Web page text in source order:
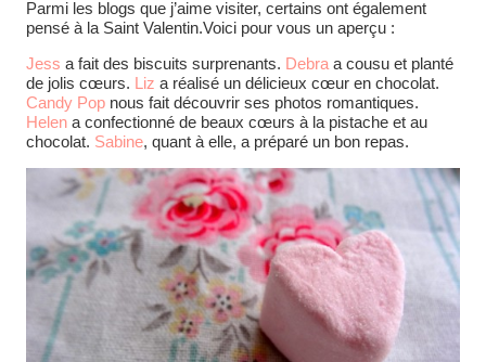
Parmi les blogs que j’aime visiter, certains ont également
pensé à la Saint Valentin.Voici pour vous un aperçu :
Jess a fait des biscuits surprenants. Debra a cousu et planté
de jolis cœurs. Liz a réalisé un délicieux cœur en chocolat.
Candy Pop nous fait découvrir ses photos romantiques.
Helen a confectionné de beaux cœurs à la pistache et au
chocolat. Sabine, quant à elle, a préparé un bon repas.